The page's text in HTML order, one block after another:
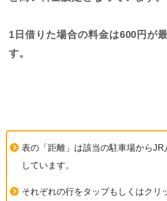
1日借りた場合の料金は600円が
す。
表の「距離」は該当の駐車場から
しています。
それぞれの行をタップもしくはクリ